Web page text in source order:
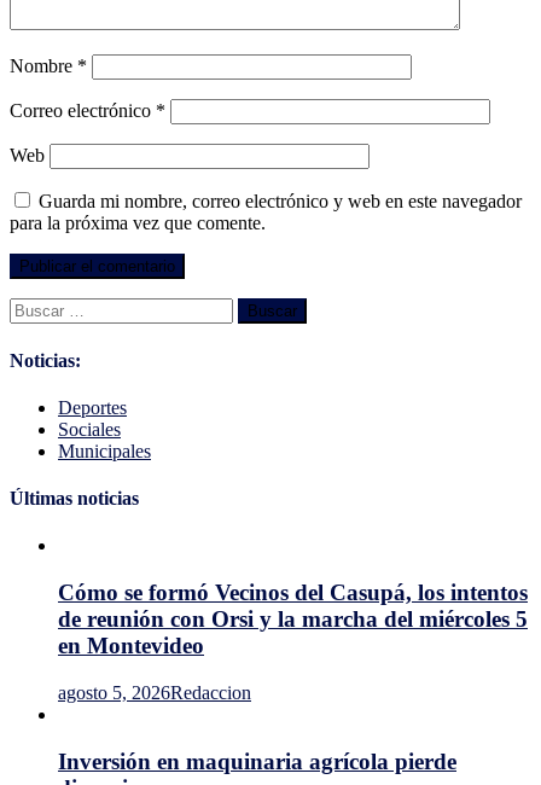
Nombre *
Correo electrónico *
Web
Guarda mi nombre, correo electrónico y web en este navegador
para la próxima vez que comente.
Buscar:
Noticias:
Deportes
Sociales
Municipales
Últimas noticias
Cómo se formó Vecinos del Casupá, los intentos
de reunión con Orsi y la marcha del miércoles 5
en Montevideo
agosto 5, 2026Redaccion
Inversión en maquinaria agrícola pierde